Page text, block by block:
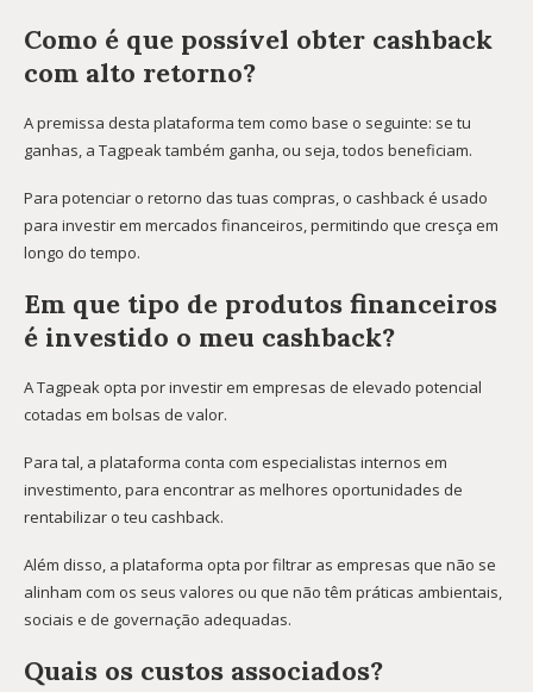
Como é que possível obter cashback
com alto retorno?
A premissa desta plataforma tem como base o seguinte: se tu
ganhas, a Tagpeak também ganha, ou seja, todos beneficiam.
Para potenciar o retorno das tuas compras, o cashback é usado
para investir em mercados financeiros, permitindo que cresça em
longo do tempo.
Em que tipo de produtos financeiros
é investido o meu cashback?
A Tagpeak opta por investir em empresas de elevado potencial
cotadas em bolsas de valor.
Para tal, a plataforma conta com especialistas internos em
investimento, para encontrar as melhores oportunidades de
rentabilizar o teu cashback.
Além disso, a plataforma opta por filtrar as empresas que não se
alinham com os seus valores ou que não têm práticas ambientais,
sociais e de governação adequadas.
Quais os custos associados?